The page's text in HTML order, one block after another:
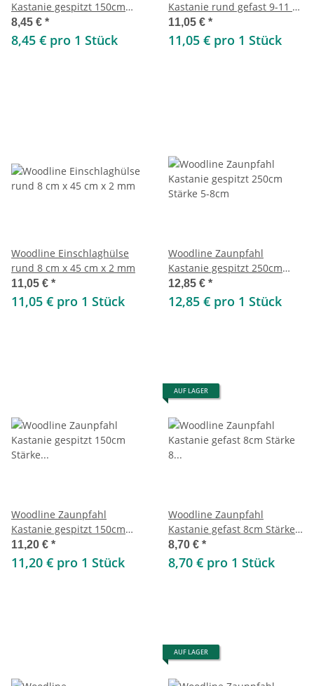
Kastanie gespitzt 150cm
Stärke 7-10cm
8,45 € *
8,45 € pro 1 Stück
Kastanie rund gefast 9-11 x
150 cm
11,05 € *
11,05 € pro 1 Stück
Woodline Einschlaghülse
rund 8 cm x 45 cm x 2 mm
11,05 € *
11,05 € pro 1 Stück
Woodline Zaunpfahl
Kastanie gespitzt 250cm
Stärke 5-8cm
12,85 € *
12,85 € pro 1 Stück
Woodline Zaunpfahl
Kastanie gespitzt 150cm
Stärke 10-12cm
11,20 € *
11,20 € pro 1 Stück
AUF LAGER
Woodline Zaunpfahl
Kastanie gefast 8cm Stärke
8 -11cm 100cm
8,70 € *
8,70 € pro 1 Stück
AUF LAGER